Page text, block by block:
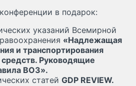
в подарок:
указаний Всемирной
«Надлежащая
и транспортирования
Руководящие
ВОЗ».
статей GDP REVIEW.